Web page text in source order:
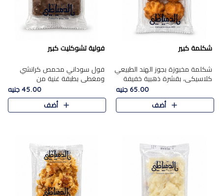
شكلمة كبير
شكلمة مخبوزة بجوز الهند الطبيعي
كلاسيكي، بقشرة ذهبية خفيفة
وقلب طري رطب يذوب في الفم،
تمنحك المذاق الشرقي الحلو الأصيل
التقليدي في كل لقمة.
65.00 جنيه
أضف
فولية تشوكليت كبير
فول سوداني محمص كرانشي
ومغطى بطبقة غنية من
الشوكولاتة، يجمع بين طعم
القرمشة الأصيلة الكلاسكيكية
التقليدية للفول السوداني وحلاوة
45.00 جنيه
أضف